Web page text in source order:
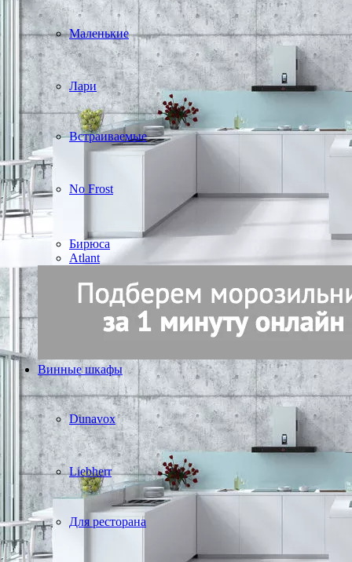
Маленькие
Лари
Встраиваемые
No Frost
Бирюса
Atlant
Винные шкафы
Dunavox
Liebherr
Для ресторана